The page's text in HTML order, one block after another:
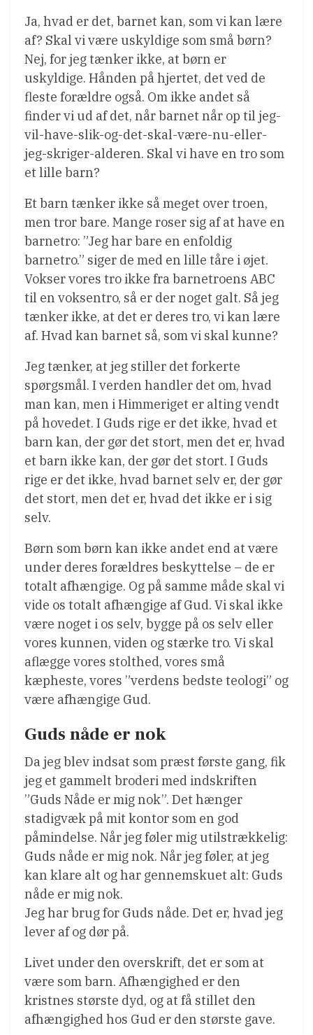
Ja, hvad er det, barnet kan, som vi kan lære
af? Skal vi være uskyldige som små børn?
Nej, for jeg tænker ikke, at børn er
uskyldige. Hånden på hjertet, det ved de
fleste forældre også. Om ikke andet så
finder vi ud af det, når barnet når op til jeg-
vil-have-slik-og-det-skal-være-nu-eller-
jeg-skriger-alderen. Skal vi have en tro som
et lille barn?
Et barn tænker ikke så meget over troen,
men tror bare. Mange roser sig af at have en
barnetro: ”Jeg har bare en enfoldig
barnetro.” siger de med en lille tåre i øjet.
Vokser vores tro ikke fra barnetroens ABC
til en voksentro, så er der noget galt. Så jeg
tænker ikke, at det er deres tro, vi kan lære
af. Hvad kan barnet så, som vi skal kunne?
Jeg tænker, at jeg stiller det forkerte
spørgsmål. I verden handler det om, hvad
man kan, men i Himmeriget er alting vendt
på hovedet. I Guds rige er det ikke, hvad et
barn kan, der gør det stort, men det er, hvad
et barn ikke kan, der gør det stort. I Guds
rige er det ikke, hvad barnet selv er, der gør
det stort, men det er, hvad det ikke er i sig
selv.
Børn som børn kan ikke andet end at være
under deres forældres beskyttelse – de er
totalt afhængige. Og på samme måde skal vi
vide os totalt afhængige af Gud. Vi skal ikke
være noget i os selv, bygge på os selv eller
vores kunnen, viden og stærke tro. Vi skal
aflægge vores stolthed, vores små
kæpheste, vores ”verdens bedste teologi” og
være afhængige Gud.
Guds nåde er nok
Da jeg blev indsat som præst første gang, fik
jeg et gammelt broderi med indskriften
”Guds Nåde er mig nok”. Det hænger
stadigvæk på mit kontor som en god
påmindelse. Når jeg føler mig utilstrækkelig:
Guds nåde er mig nok. Når jeg føler, at jeg
kan klare alt og har gennemskuet alt: Guds
nåde er mig nok.
Jeg har brug for Guds nåde. Det er, hvad jeg
lever af og dør på.
Livet under den overskrift, det er som at
være som barn. Afhængighed er den
kristnes største dyd, og at få stillet den
afhængighed hos Gud er den største gave.